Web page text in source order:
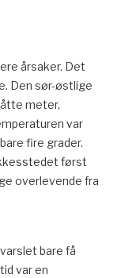
årsaker. Det
Den sør-østlige
meter,
var
fire grader.
først
overlevende fra
bare få
var en